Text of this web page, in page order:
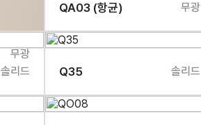
무광
QA03 (항균) 무광
솔리드 Q35 솔리드